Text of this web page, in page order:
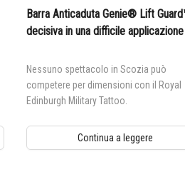
Barra Anticaduta Genie® Lift
decisiva in una difficile
Nessuno spettacolo in Scozia può
competere per dimensioni con il Royal
Edinburgh Military Tattoo.
Continua a leggere